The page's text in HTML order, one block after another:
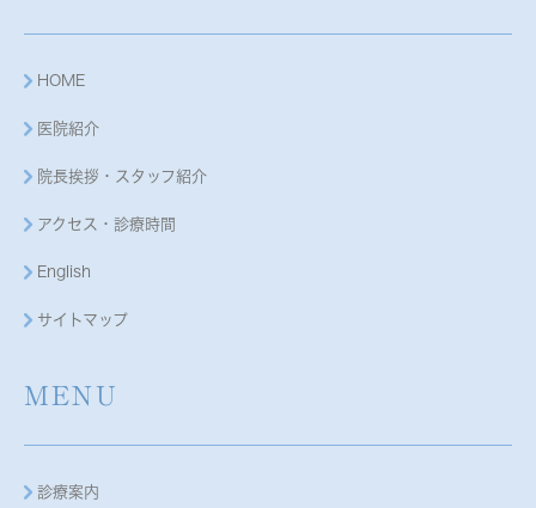
HOME
医院紹介
院長挨拶・スタッフ紹介
アクセス・診療時間
English
サイトマップ
MENU
診療案内